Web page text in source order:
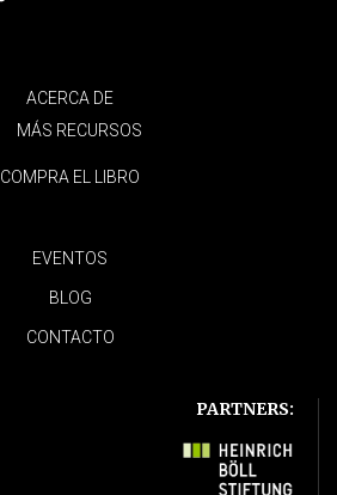
ACERCA DE
MÁS RECURSOS
COMPRA EL LIBRO
EVENTOS
BLOG
CONTACTO
PARTNERS: